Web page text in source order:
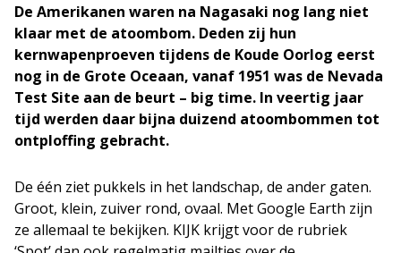
De Amerikanen waren na Nagasaki nog lang niet
klaar met de atoombom. Deden zij hun
kernwapenproeven tijdens de Koude Oorlog eerst
nog in de Grote Oceaan, vanaf 1951 was de Nevada
Test Site aan de beurt – big time. In veertig jaar
tijd werden daar bijna duizend atoombommen tot
ontploffing gebracht.
De één ziet pukkels in het landschap, de ander gaten.
Groot, klein, zuiver rond, ovaal. Met Google Earth zijn
ze allemaal te bekijken. KIJK krijgt voor de rubriek